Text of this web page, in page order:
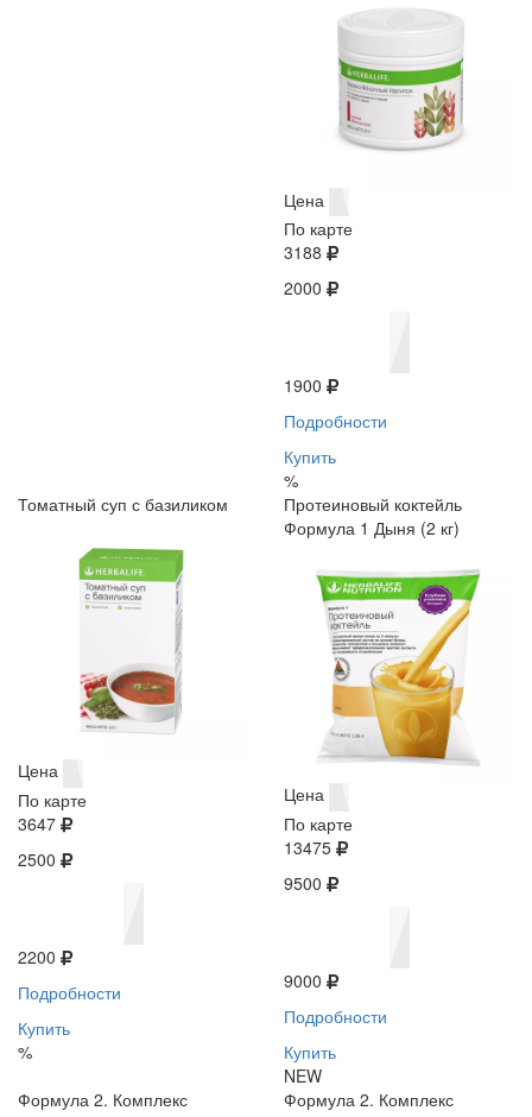
Цена
По карте
3188
2000
1900
Подробности
Купить
%
Томатный суп с базиликом
Цена
По карте
3647
2500
2200
Подробности
Купить
%
Протеиновый коктейль
Формула 1 Дыня (2 кг)
Цена
По карте
13475
9500
9000
Подробности
Купить
NEW
Формула 2. Комплекс
Формула 2. Комплекс